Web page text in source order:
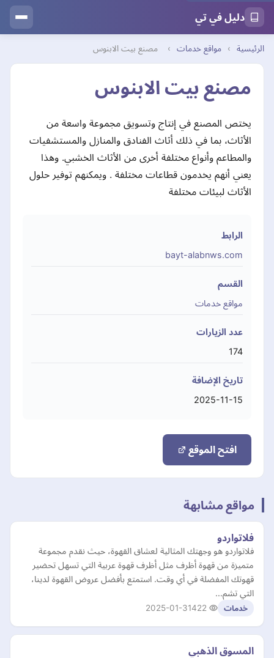
دليل في تي
الرئيسية › مواقع خدمات › مصنع بيت الابنوس
مصنع بيت الابنوس
يختص المصنع في إنتاج وتسويق مجموعة واسعة من
الأثاث، بما في ذلك أثاث الفنادق والمنازل والمستشفيات
والمطاعم وأنواع مختلفة أخرى من الأثاث الخشبي. وهذا
يعني أنهم يخدمون قطاعات مختلفة . ويمكنهم توفير حلول
الأثاث لبيئات مختلفة
الرابط
bayt-alabnws.com
القسم
مواقع خدمات
عدد الزيارات
174
تاريخ الإضافة
2025-11-15
افتح الموقع
مواقع مشابهة
فلاتواردو
فلاتواردو هو وجهتك المثالية لعشاق القهوة، حيث نقدم مجموعة
متميزة من قهوة أظرف مثل أظرف قهوة عربية التي تسهل تحضير
قهوتك المفضلة في أي وقت. استمتع بأفضل عروض القهوة لدينا،
التي تشم…
خدمات 2025-01-31
المسوق الذهبي